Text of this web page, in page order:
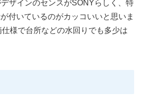
デザインのセンスがSONYらしく、特
付いているのがカッコいいと思いま
様で台所などの水回りでも多少は